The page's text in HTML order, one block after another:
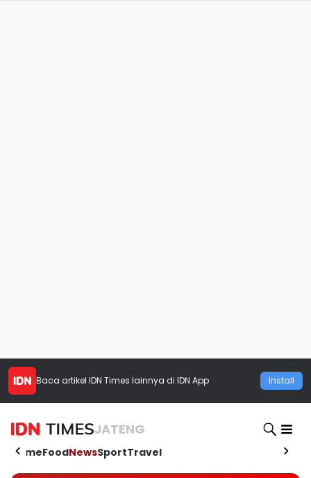
Baca artikel IDN Times lainnya di IDN App Install
JATENG
HomeFoodNewsSportTravel